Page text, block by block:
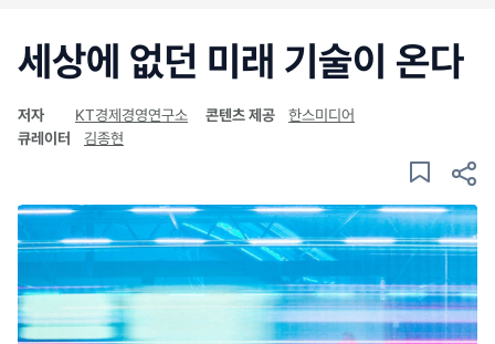
세상에 없던 미래 기술이 온다
저자 KT경제경영연구소 콘텐츠 제공
한스미디어
큐레이터
김종현